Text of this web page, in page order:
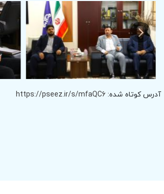
آدرس کوتاه شده: https://pseez.ir/s/mfaQC6